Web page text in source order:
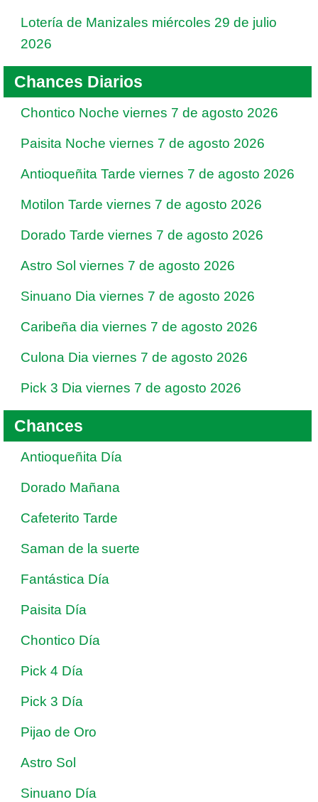
Lotería de Manizales miércoles 29 de julio
2026
Chances Diarios
Chontico Noche viernes 7 de agosto 2026
Paisita Noche viernes 7 de agosto 2026
Antioqueñita Tarde viernes 7 de agosto 2026
Motilon Tarde viernes 7 de agosto 2026
Dorado Tarde viernes 7 de agosto 2026
Astro Sol viernes 7 de agosto 2026
Sinuano Dia viernes 7 de agosto 2026
Caribeña dia viernes 7 de agosto 2026
Culona Dia viernes 7 de agosto 2026
Pick 3 Dia viernes 7 de agosto 2026
Chances
Antioqueñita Día
Dorado Mañana
Cafeterito Tarde
Saman de la suerte
Fantástica Día
Paisita Día
Chontico Día
Pick 4 Día
Pick 3 Día
Pijao de Oro
Astro Sol
Sinuano Día